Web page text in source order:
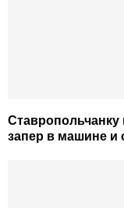
Ставропольчанку
запер в машине и